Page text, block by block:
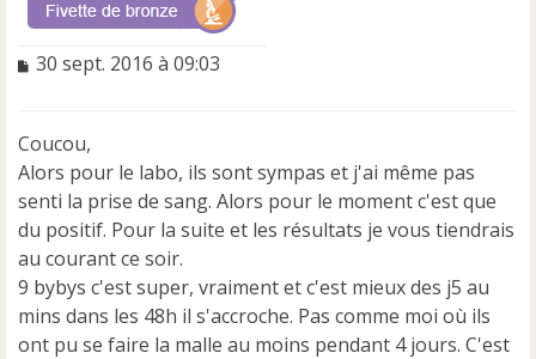
M
a
g
e
n
o
n
u
30 sept. 2016 à 09:03
Coucou,
Alors pour le labo, ils sont sympas et j'ai même pas
senti la prise de sang. Alors pour le moment c'est que
du positif. Pour la suite et les résultats je vous tiendrais
au courant ce soir.
9 bybys c'est super, vraiment et c'est mieux des j5 au
mins dans les 48h il s'accroche. Pas comme moi où ils
ont pu se faire la malle au moins pendant 4 jours. C'est